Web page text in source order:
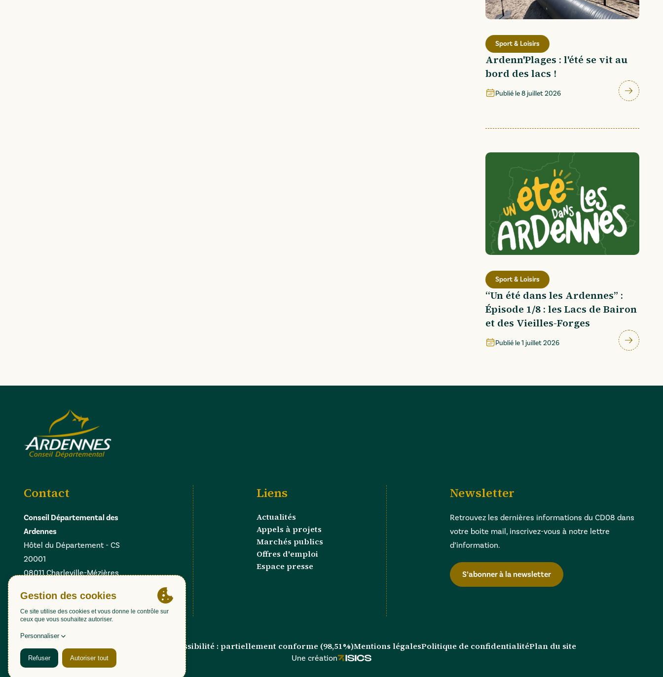
Sport & Loisirs
Ardenn'Plages : l'été se vit au
bord des lacs !
Publié le8 juillet 2026
Sport & Loisirs
“Un été dans les Ardennes” :
Épisode 1/8 : les Lacs de Bairon
et des Vieilles-Forges
Publié le1 juillet 2026
Contact
Conseil Départemental des
Ardennes
Hôtel du Département - CS
20001
08011 Charleville-Mézières
FacebookInstagramLinkedin
X
Liens
Actualités
Appels à projets
Marchés publics
Offres d'emploi
Espace presse
Newsletter
Retrouvez les dernières informations du CD08 dans
votre boite mail, inscrivez-vous à notre lettre
d’information.
S’abonner à la newsletter
Gestion des cookies Accessibilité : partiellement conforme (98,51%)Mentions légalesPolitique de confidentialitéPlan du site
Une création